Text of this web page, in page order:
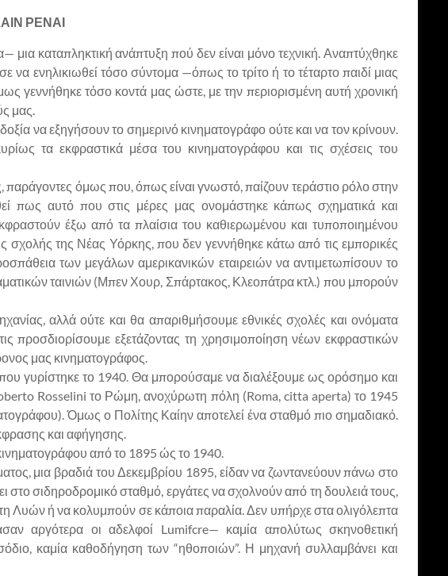
ΡΕΝΑΙ
καταπληκτική ανάπτυξη πού δεν είναι μόνο τεχνική. Αναπτύχθηκε
ενηλικιωθεί τόσο σύντομα —όπως το τρίτο ή το τέταρτο παιδί μιας
γεννήθηκε τόσο κοντά μας ώστε, με την περιορισμένη αυτή χρονική
μας.
να εξηγήσουν το σημερινό κινηματογράφο ούτε και να τον κρίνουν.
τα εκφραστικά μέσα του κινηματογράφου και τις σχέσεις του
όμως που, όπως είναι γνωστό, παίζουν τεράστιο ρόλο στην
πως αυτό που στις μέρες μας ονομάστηκε κάπως σχηματικά και
έξω από τα πλαίσια του καθιερωμένου και τυποποιημένου
σχολής της Νέας Υόρκης, που δεν γεννήθηκε κάτω από τις εμπορικές
των μεγάλων αμερικανικών εταιρειών να αντιμετωπίσουν το
ταινιών (Μπεν Χουρ, Σπάρτακος, Κλεοπάτρα κτλ.) που μπορούν
αλλά ούτε και θα απαριθμήσουμε εθνικές σχολές και ονόματα
προσδιορίσουμε εξετάζοντας τη χρησιμοποίηση νέων εκφραστικών
μας κινηματογράφος.
γυρίστηκε το 1940. Θα μπορούσαμε να διαλέξουμε ως ορόσημο και
Rosselini το Ρώμη, ανοχύρωτη πόλη (Roma, citta aperta) το 1945
Όμως ο Πολίτης Καίην αποτελεί ένα σταθμό πιο σημαδιακό.
και αφήγησης.
από το 1895 ώς το 1940.
μια βραδιά του Δεκεμβρίου 1895, είδαν να ζωντανεύουν πάνω στο
στο σιδηροδρομικό σταθμό, εργάτες να σχολνούν από τη δουλειά τους,
Λυών ή να κολυμπούν σε κάποια παραλία. Δεν υπήρχε στα ολιγόλεπτα
αργότερα οι αδελφοί Lumifcre— καμία απολύτως σκηνοθετική
καμία καθοδήγηση των “ηθοποιών”. Η μηχανή συλλαμβάνει και